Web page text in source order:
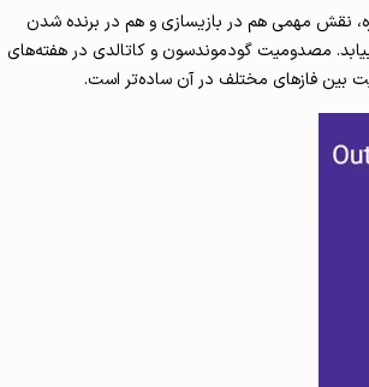
نقش مهمی هم در بازیسازی و هم در برنده شدن
و خطا کند تا سیستم بهینه را بیابد. مصدومیت گودموندسون و کاتالدی در هفته‌های
بین فازهای مختلف در آن ساده‌تر است.